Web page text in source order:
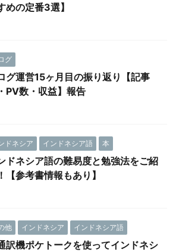
めの定番3選】
グ
グ運営15ヶ月目の振り返り【記事
PV数・収益】報告
ドネシア インドネシア語 本
ドネシア語の難易度と勉強法をご紹
【参考書情報もあり】
他 インドネシア インドネシア語
訳機ポケトークを使ってインドネシ